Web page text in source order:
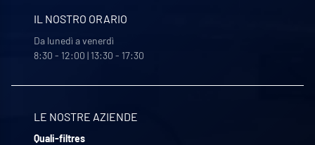
IL NOSTRO ORARIO
Da lunedì a venerdì
8:30 - 12:00 | 13:30 - 17:30
LE NOSTRE AZIENDE
Quali-filtres